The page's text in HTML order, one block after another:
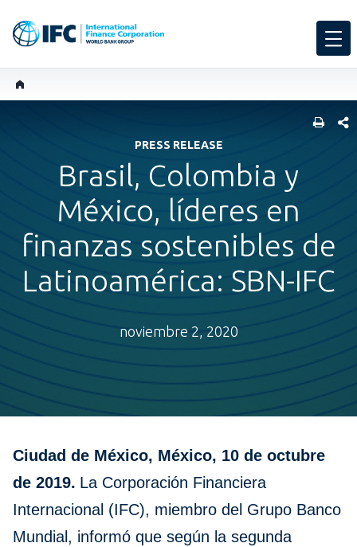
PRESS RELEASE
Brasil, Colombia y
México, líderes en
finanzas sostenibles de
Latinoamérica: SBN-IFC
noviembre 2, 2020
Ciudad de México, México, 10 de octubre
de 2019. La Corporación Financiera
Internacional (IFC), miembro del Grupo Banco
Mundial, informó que según la segunda